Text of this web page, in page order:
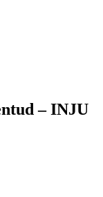
– INJU